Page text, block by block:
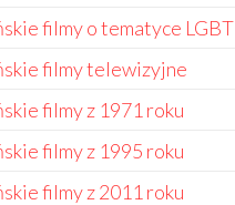
filmy o tematyce LGBT
filmy telewizyjne
filmy z 1971 roku
filmy z 1995 roku
filmy z 2011 roku